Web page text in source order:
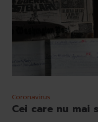
Coronavirus
Cei care nu mai